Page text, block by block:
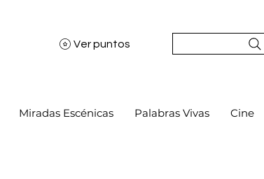
Ver puntos
Miradas Escénicas Palabras Vivas Cine